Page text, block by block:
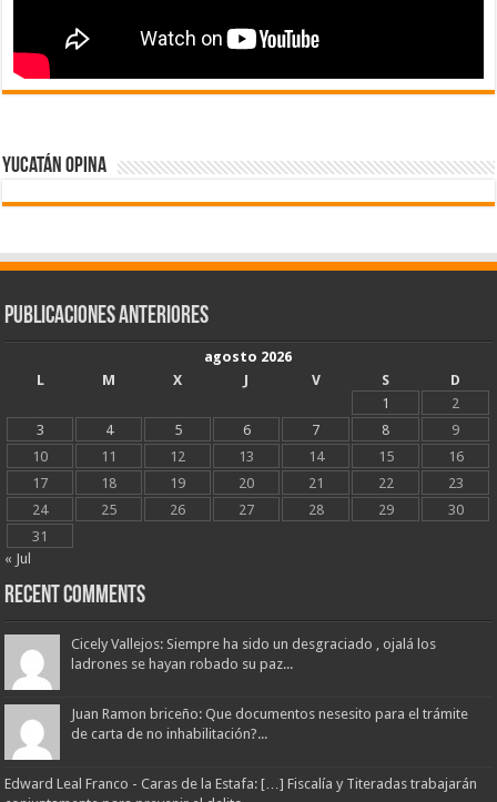
Yucatán Opina
Publicaciones Anteriores
agosto 2026
L
M X J V S
D
1
2
3
4 5 6 7 8
9
10
11 12 13 14 15
16
17
18 19 20 21 22
23
24
25 26 27 28 29
30
31
« Jul
Recent Comments
Cicely Vallejos: Siempre ha sido un desgraciado , ojalá los
ladrones se hayan robado su paz...
Juan Ramon briceño: Que documentos nesesito para el trámite
de carta de no inhabilitación?...
Edward Leal Franco - Caras de la Estafa: […] Fiscalía y Titeradas trabajarán